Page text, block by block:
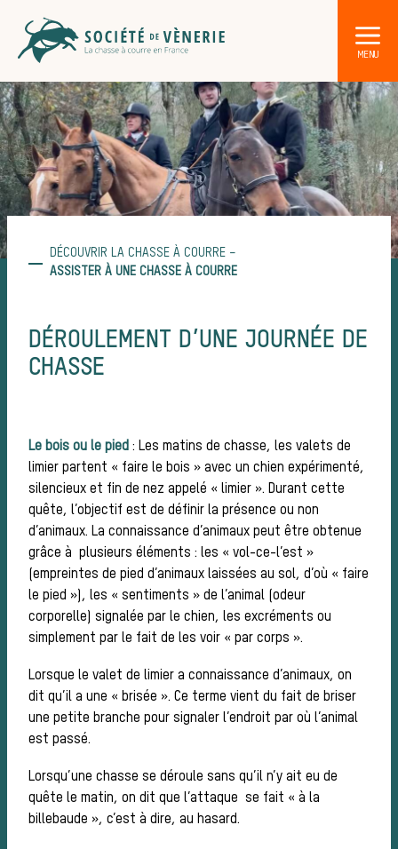
Les acteurs de la vènerie
sauvages
Les chiens de
meute
Les chevaux
de chasse
Les veneurs
DÉCOUVRIR LA CHASSE À COURRE –
ASSISTER À UNE CHASSE À COURRE
DÉROULEMENT D’UNE JOURNÉE DE
CHASSE
Le bois ou le pied : Les matins de chasse, les valets de
limier partent « faire le bois » avec un chien expérimenté,
silencieux et fin de nez appelé « limier ». Durant cette
quête, l’objectif est de définir la présence ou non
d’animaux. La connaissance d’animaux peut être obtenue
grâce à plusieurs éléments : les « vol-ce-l’est »
(empreintes de pied d’animaux laissées au sol, d’où « faire
le pied »), les « sentiments » de l’animal (odeur
corporelle) signalée par le chien, les excréments ou
simplement par le fait de les voir « par corps ».
Lorsque le valet de limier a connaissance d’animaux, on
dit qu’il a une « brisée ». Ce terme vient du fait de briser
une petite branche pour signaler l’endroit par où l’animal
est passé.
Lorsqu’une chasse se déroule sans qu’il n’y ait eu de
quête le matin, on dit que l’attaque se fait « à la
billebaude », c’est à dire, au hasard.